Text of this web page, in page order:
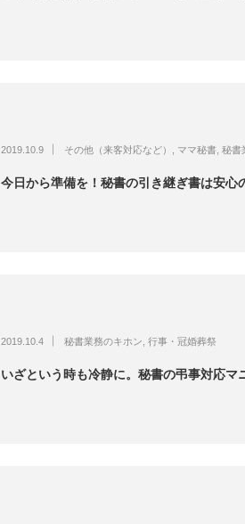
2019.10.9 その他（来客対応など） ママ秘書 秘書
今日から準備を！秘書の引き継ぎ書は安心
2019.10.4 秘書業務のキホン 行事・冠婚葬祭
いざという時も冷静に。秘書の弔事対応マ